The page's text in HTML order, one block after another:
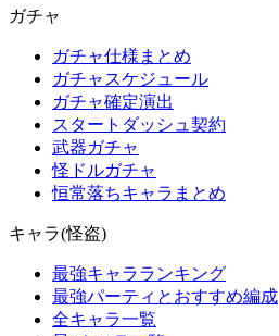
ガチャ
ガチャ仕様まとめ
ガチャスケジュール
ガチャ確定演出
スタートダッシュ契約
武器ガチャ
怪ドルガチャ
恒常落ちキャラまとめ
キャラ(怪盗)
最強キャラランキング
最強パーティとおすすめ編成
全キャラ一覧